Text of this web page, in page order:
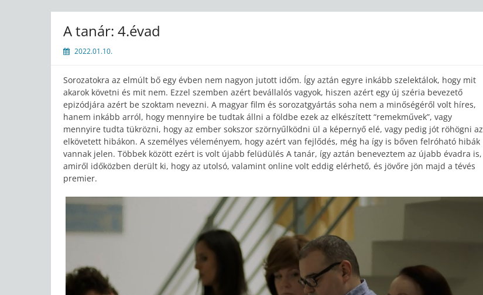
A tanár: 4.évad
2022.01.10.
Sorozatokra az elmúlt bő egy évben nem nagyon jutott időm. Így aztán egyre inkább szelektálok, hogy mit
akarok követni és mit nem. Ezzel szemben azért bevállalós vagyok, hiszen azért egy új széria bevezető
epizódjára azért be szoktam nevezni. A magyar film és sorozatgyártás soha nem a minőségéről volt híres,
hanem inkább arról, hogy mennyire be tudtak állni a földbe ezek az elkészített “remekművek”, vagy
mennyire tudta tükrözni, hogy az ember sokszor szörnyűlködni ül a képernyő elé, vagy pedig jót röhögni az
elkövetett hibákon. A személyes véleményem, hogy azért van fejlődés, még ha így is bőven felróható hibák
vannak jelen. Többek között ezért is volt újabb felüdülés A tanár, így aztán beneveztem az újabb évadra is,
amiről időközben derült ki, hogy az utolsó, valamint online volt eddig elérhető, és jövőre jön majd a tévés
premier.